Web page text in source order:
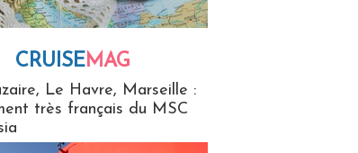
CRUISEMAG
Le Havre, Marseille :
très français du MSC